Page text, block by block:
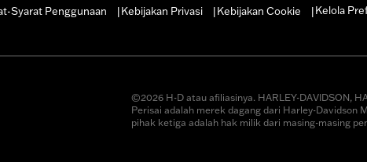
Syarat Penggunaan
Kebijakan Privasi Kebijakan Cookie Kelola
©2026 H-D atau afiliasinya. HARLEY-DAVIDSON,
Perisai adalah merek dagang dari Harley-Davidson
pihak ketiga adalah hak milik dari masing-masing